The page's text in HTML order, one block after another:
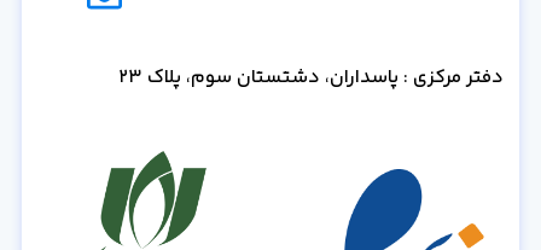
دفتر مرکزی : پاسداران، دشتستان سوم، پلاک 23